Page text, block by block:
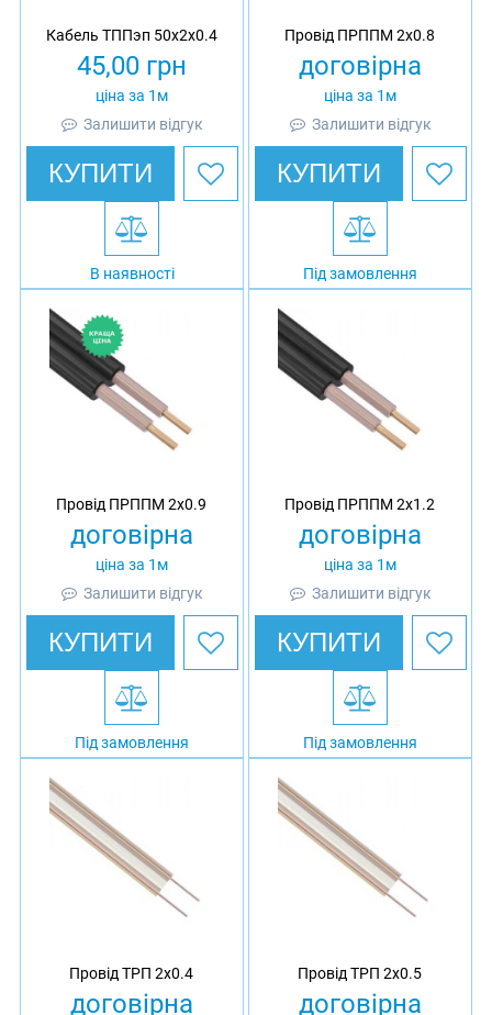
Кабель ТППэп 50х2х0.4
45,00 грн
ціна за 1м
Залишити відгук
КУПИТИ
В наявності
Провід ПРППМ 2х0.8
договірна
ціна за 1м
Залишити відгук
КУПИТИ
Під замовлення
Провід ПРППМ 2х0.9
договірна
ціна за 1м
Залишити відгук
КУПИТИ
Під замовлення
Провід ПРППМ 2х1.2
договірна
ціна за 1м
Залишити відгук
КУПИТИ
Під замовлення
Провід ТРП 2х0.4
договірна
Провід ТРП 2х0.5
договірна